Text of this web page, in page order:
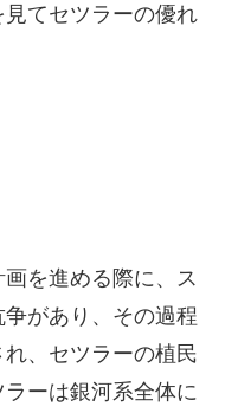
てセツラーの優れ
を進める際に、ス
があり、その過程
、セツラーの植民
ーは銀河系全体に